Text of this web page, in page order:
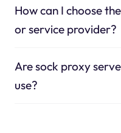
How can I choose
or service provider?
Are sock proxy
use?